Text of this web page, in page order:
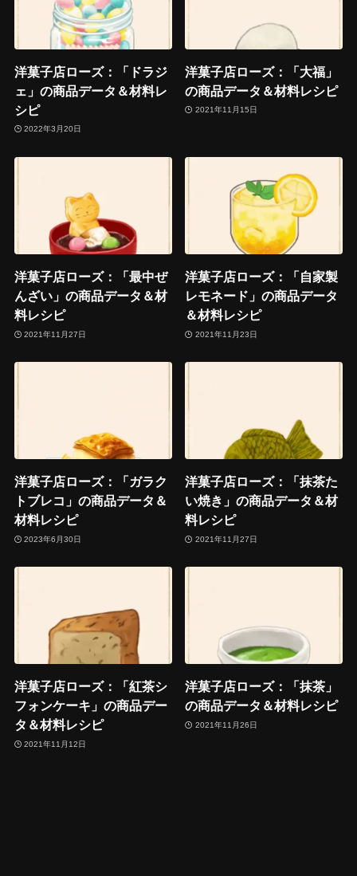
洋菓子店ローズ：「ドラジ
ェ」の商品データ＆材料レ
シピ
2022年3月20日
洋菓子店ローズ：「大福」
の商品データ＆材料レシピ
2021年11月15日
洋菓子店ローズ：「最中ぜ
んざい」の商品データ＆材
料レシピ
2021年11月27日
洋菓子店ローズ：「自家製
レモネード」の商品データ
＆材料レシピ
2021年11月23日
洋菓子店ローズ：「ガラク
トブレコ」の商品データ＆
材料レシピ
2023年6月30日
洋菓子店ローズ：「抹茶た
い焼き」の商品データ＆材
料レシピ
2021年11月27日
洋菓子店ローズ：「紅茶シ
フォンケーキ」の商品デー
タ＆材料レシピ
2021年11月12日
洋菓子店ローズ：「抹茶」
の商品データ＆材料レシピ
2021年11月26日